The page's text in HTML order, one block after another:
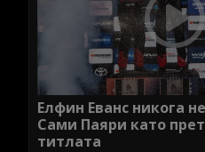
Елфин Еванс никога
Сами Паяри като
титлата